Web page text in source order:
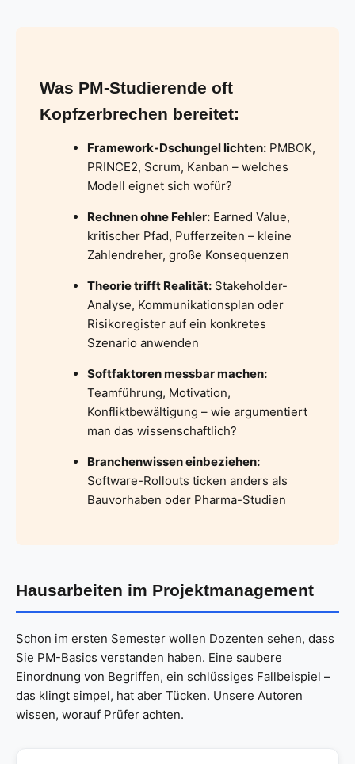
Was PM-Studierende oft
Kopfzerbrechen bereitet:
Framework-Dschungel lichten: PMBOK,
PRINCE2, Scrum, Kanban – welches
Modell eignet sich wofür?
Rechnen ohne Fehler: Earned Value,
kritischer Pfad, Pufferzeiten – kleine
Zahlendreher, große Konsequenzen
Theorie trifft Realität: Stakeholder-
Analyse, Kommunikationsplan oder
Risikoregister auf ein konkretes
Szenario anwenden
Softfaktoren messbar machen:
Teamführung, Motivation,
Konfliktbewältigung – wie argumentiert
man das wissenschaftlich?
Branchenwissen einbeziehen:
Software-Rollouts ticken anders als
Bauvorhaben oder Pharma-Studien
Hausarbeiten im Projektmanagement
Schon im ersten Semester wollen Dozenten sehen, dass
Sie PM-Basics verstanden haben. Eine saubere
Einordnung von Begriffen, ein schlüssiges Fallbeispiel –
das klingt simpel, hat aber Tücken. Unsere Autoren
wissen, worauf Prüfer achten.